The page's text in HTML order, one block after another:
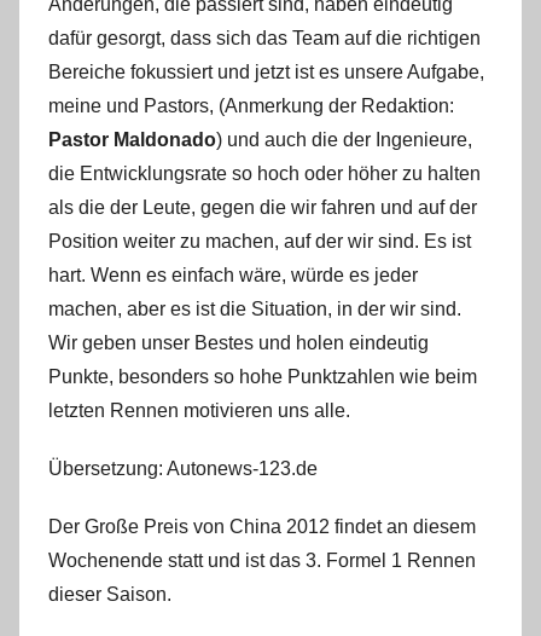
Änderungen, die passiert sind, haben eindeutig
dafür gesorgt, dass sich das Team auf die richtigen
Bereiche fokussiert und jetzt ist es unsere Aufgabe,
meine und Pastors, (Anmerkung der Redaktion:
Pastor Maldonado) und auch die der Ingenieure,
die Entwicklungsrate so hoch oder höher zu halten
als die der Leute, gegen die wir fahren und auf der
Position weiter zu machen, auf der wir sind. Es ist
hart. Wenn es einfach wäre, würde es jeder
machen, aber es ist die Situation, in der wir sind.
Wir geben unser Bestes und holen eindeutig
Punkte, besonders so hohe Punktzahlen wie beim
letzten Rennen motivieren uns alle.
Übersetzung: Autonews-123.de
Der Große Preis von China 2012 findet an diesem
Wochenende statt und ist das 3. Formel 1 Rennen
dieser Saison.